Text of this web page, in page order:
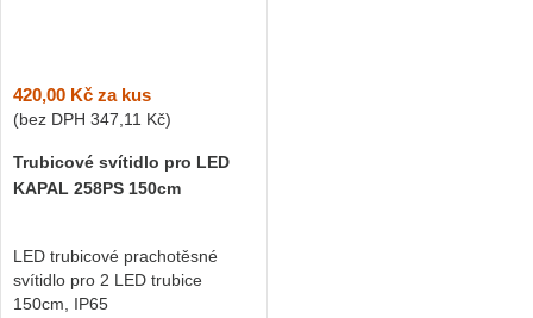
420,00 Kč za kus
(bez DPH 347,11 Kč)
Trubicové svítidlo pro LED
KAPAL 258PS 150cm
LED trubicové prachotěsné
svítidlo pro 2 LED trubice
150cm, IP65